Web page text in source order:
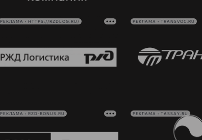
РЕКЛАМА • HTTPS://RZDLOG.RU/ РЕКЛАМА • TRANSVOC.RU
РЕКЛАМА • RZD-BONUS.RU РЕКЛАМА • TASSAY.RU